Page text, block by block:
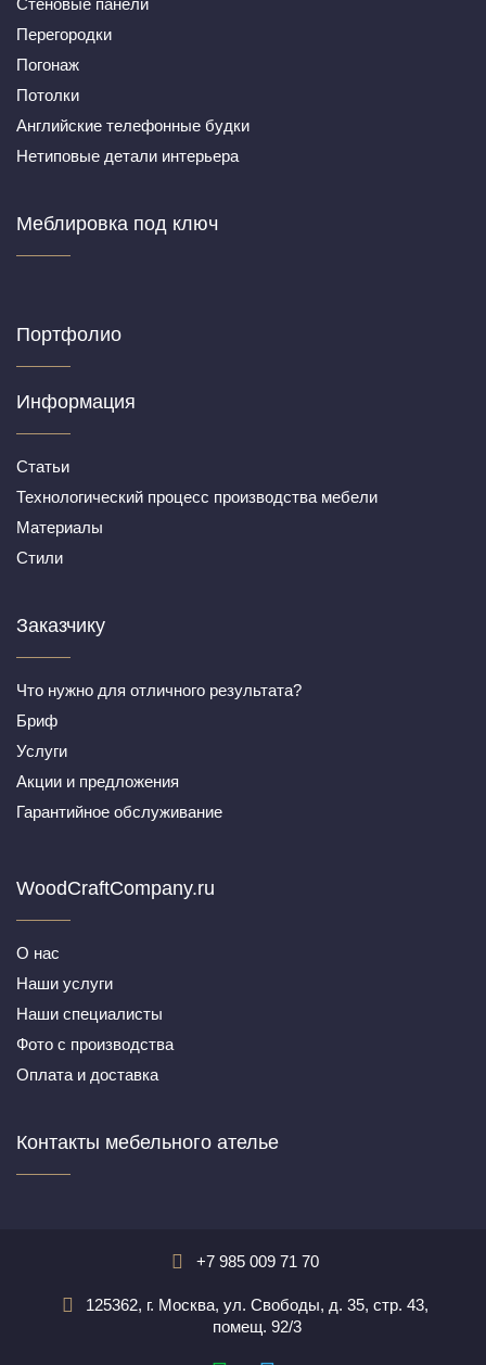
Cтеновые панели
Перегородки
Погонаж
Потолки
Английские телефонные будки
Нетиповые детали интерьера
Меблировка под ключ
Портфолио
Информация
Статьи
Технологический процесс производства мебели
Материалы
Стили
Заказчику
Что нужно для отличного результата?
Бриф
Услуги
Акции и предложения
Гарантийное обслуживание
WoodCraftCompany.ru
О нас
Наши услуги
Наши специалисты
Фото с производства
Оплата и доставка
Контакты мебельного ателье
+7 985 009 71 70
125362, г. Москва, ул. Свободы, д. 35, стр. 43,
помещ. 92/3